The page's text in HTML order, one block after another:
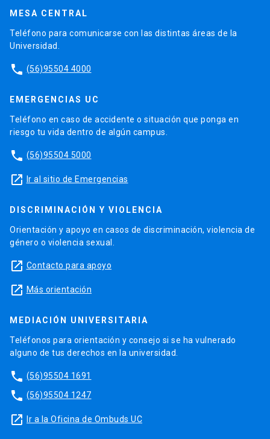
MESA CENTRAL
Teléfono para comunicarse con las distintas áreas de la
Universidad.
phone (56)95504 4000
EMERGENCIAS UC
Teléfono en caso de accidente o situación que ponga en
riesgo tu vida dentro de algún campus.
phone (56)95504 5000
launch Ir al sitio de Emergencias
DISCRIMINACIÓN Y VIOLENCIA
Orientación y apoyo en casos de discriminación, violencia de
género o violencia sexual.
launch Contacto para apoyo
launch Más orientación
MEDIACIÓN UNIVERSITARIA
Teléfonos para orientación y consejo si se ha vulnerado
alguno de tus derechos en la universidad.
phone (56)95504 1691
phone (56)95504 1247
launch Ir a la Oficina de Ombuds UC